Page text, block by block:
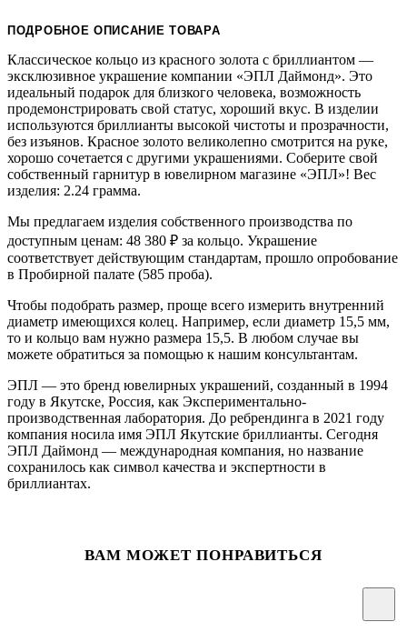
ПОДРОБНОЕ ОПИСАНИЕ ТОВАРА
Классическое кольцо из красного золота с бриллиантом —
эксклюзивное украшение компании «ЭПЛ Даймонд». Это
идеальный подарок для близкого человека, возможность
продемонстрировать свой статус, хороший вкус. В изделии
используются бриллианты высокой чистоты и прозрачности,
без изъянов. Красное золото великолепно смотрится на руке,
хорошо сочетается с другими украшениями. Соберите свой
собственный гарнитур в ювелирном магазине «ЭПЛ»! Вес
изделия: 2.24 грамма.
Мы предлагаем изделия собственного производства по
доступным ценам: 48 380 ₽ за кольцо. Украшение
соответствует действующим стандартам, прошло опробование
в Пробирной палате (585 проба).
Чтобы подобрать размер, проще всего измерить внутренний
диаметр имеющихся колец. Например, если диаметр 15,5 мм,
то и кольцо вам нужно размера 15,5. В любом случае вы
можете обратиться за помощью к нашим консультантам.
ЭПЛ — это бренд ювелирных украшений, созданный в 1994
году в Якутске, Россия, как Экспериментально-
производственная лаборатория. До ребрендинга в 2021 году
компания носила имя ЭПЛ Якутские бриллианты. Сегодня
ЭПЛ Даймонд — международная компания, но название
сохранилось как символ качества и экспертности в
бриллиантах.
ВАМ МОЖЕТ ПОНРАВИТЬСЯ